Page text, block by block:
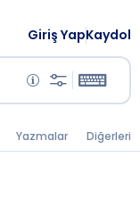
Giriş YapKaydol
Yazmalar Diğerleri